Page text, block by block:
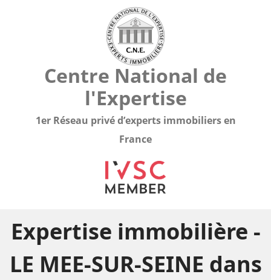
Centre National de
l'Expertise
1er Réseau privé d’experts immobiliers en
France
Expertise immobilière -
LE MEE-SUR-SEINE dans